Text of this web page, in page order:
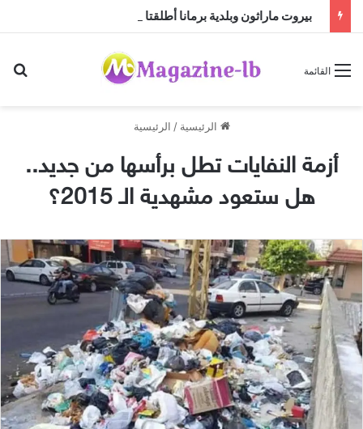
القائمة
الرئيسية / الرئيسية
أزمة النفايات تطل برأسها من جديد..
هل ستعود مشهدية الـ 2015؟